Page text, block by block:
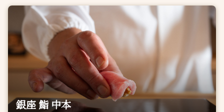
銀座 鮨 中本